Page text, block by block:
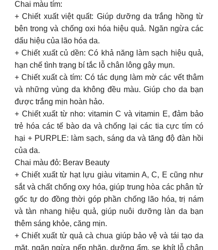
Chai màu tím:
+ Chiết xuất việt quất: Giúp dưỡng da trắng hồng từ
bên trong và chống oxi hóa hiệu quả. Ngăn ngừa các
dấu hiệu của lão hóa da.
+ Chiết xuất củ dền: Có khả năng làm sạch hiệu quả,
hạn chế tình trạng bí tắc lỗ chân lông gây mụn.
+ Chiết xuất cà tím: Có tác dụng làm mờ các vết thâm
và những vùng da không đều màu. Giúp cho da bạn
được trắng mịn hoàn hảo.
+ Chiết xuất từ nho: vitamin C và vitamin E, đảm bảo
trẻ hóa các tế bào da và chống lại các tia cực tím có
hại + PURPLE: làm sạch, sáng da và tăng độ đàn hồi
của da.
Chai màu đỏ: Berav Beauty
+ Chiết xuất từ hạt lựu giàu vitamin A, C, E cũng như
sắt và chất chống oxy hóa, giúp trung hòa các phân tử
gốc tự do đồng thời góp phần chống lão hóa, trị nám
và tàn nhang hiệu quả, giúp nuôi dưỡng làn da bạn
thêm sáng khỏe, căng mịn.
+ Chiết xuất từ quả cà chua giúp bảo vệ và tái tạo da
mặt, ngăn ngừa nếp nhăn, dưỡng ẩm, se khít lỗ chân